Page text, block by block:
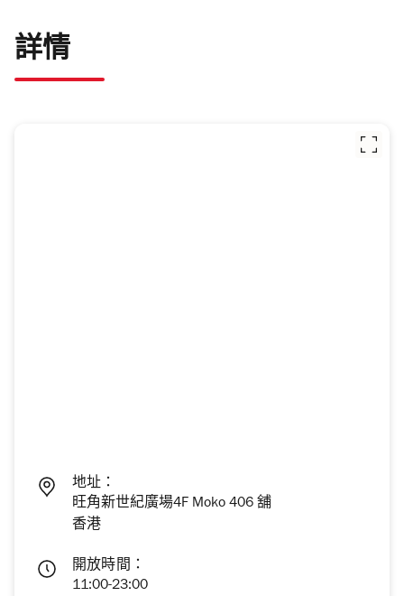
詳情
地址：
旺角新世紀廣場4F Moko 406 舖
香港
開放時間：
11:00-23:00